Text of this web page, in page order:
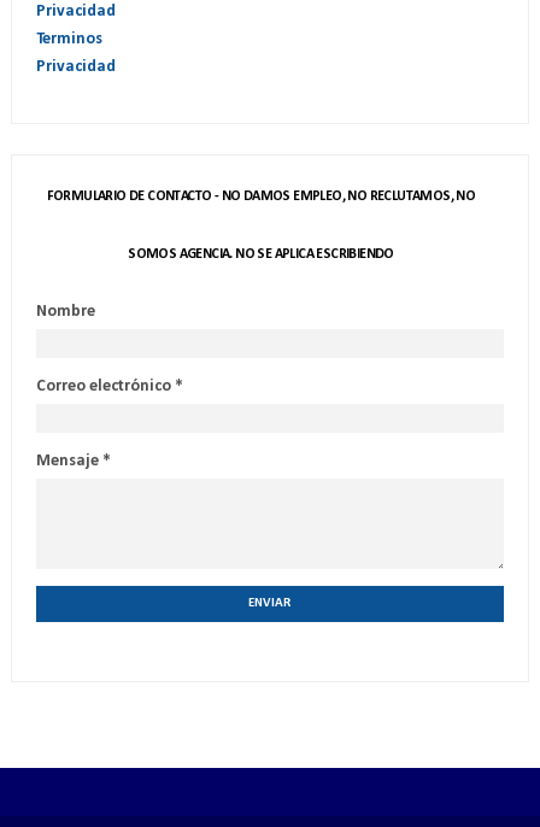
Privacidad
Terminos
Privacidad
FORMULARIO DE CONTACTO - NO DAMOS EMPLEO, NO RECLUTAMOS, NO
SOMOS AGENCIA. NO SE APLICA ESCRIBIENDO
Nombre
Correo electrónico *
Mensaje *